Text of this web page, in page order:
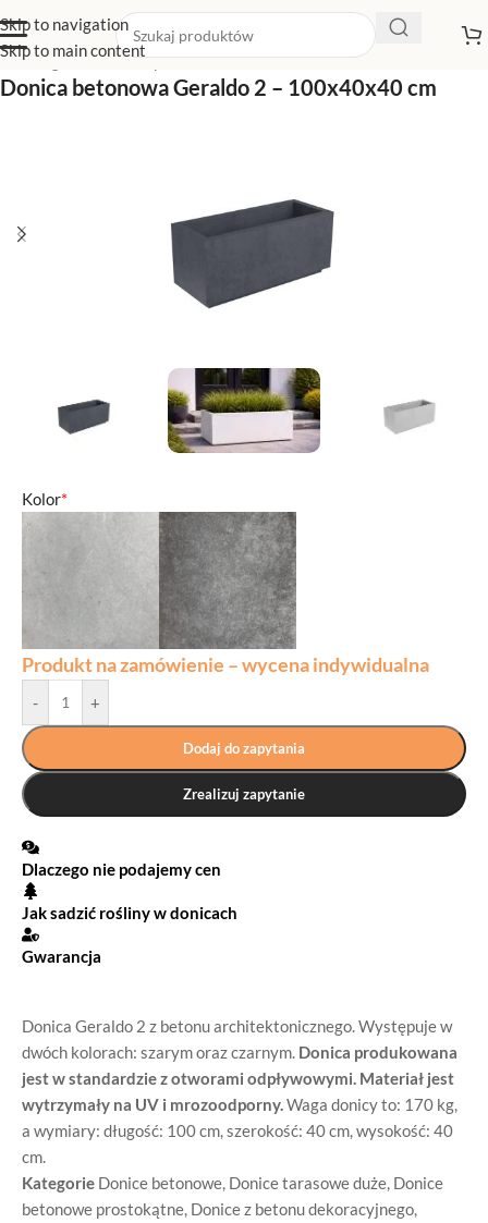
Skip to navigation
Skip to main content
Strona główna/Sklep z donicami/Duże donice
Donica betonowa Geraldo 2 – 100x40x40 cm
Donica Geraldo 2 z betonu architektonicznego. Występuje w
dwóch kolorach: szarym oraz czarnym. Donica produkowana
jest w standardzie z otworami odpływowymi. Materiał jest
wytrzymały na UV i mrozoodporny.Waga donicy to: 170 kg,
a wymiary: długość: 100 cm, szerokość: 40 cm, wysokość: 40
cm.
Kategorie Donice betonowe, Donice tarasowe duże, Donice
betonowe prostokątne, Donice z betonu dekoracyjnego,
*
Kolor
Produkt na zamówienie – wycena indywidualna
- +
Dodaj do zapytania
Zrealizuj zapytanie
Dlaczego nie podajemy cen
Jak sadzić rośliny w donicach
Gwarancja